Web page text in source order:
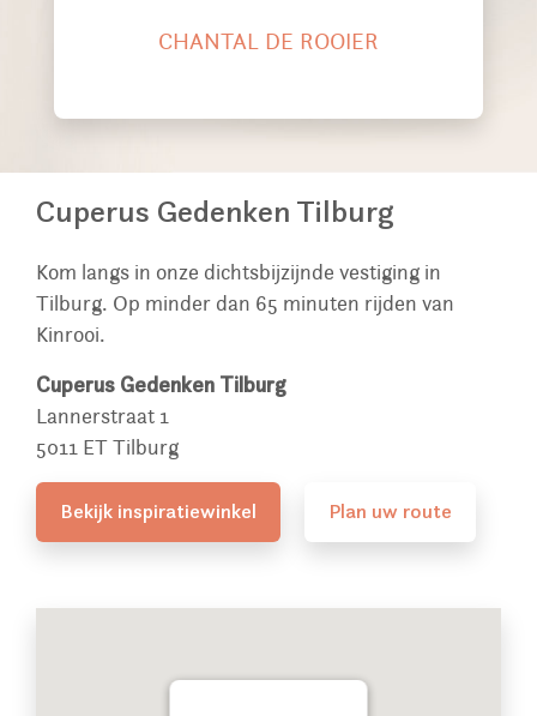
CHANTAL DE ROOIER
Cuperus Gedenken Tilburg
Kom langs in onze dichtsbijzijnde vestiging in
Tilburg. Op minder dan 65 minuten rijden van
Kinrooi.
Cuperus Gedenken Tilburg
Lannerstraat 1
5011 ET Tilburg
Bekijk inspiratiewinkel Plan uw route